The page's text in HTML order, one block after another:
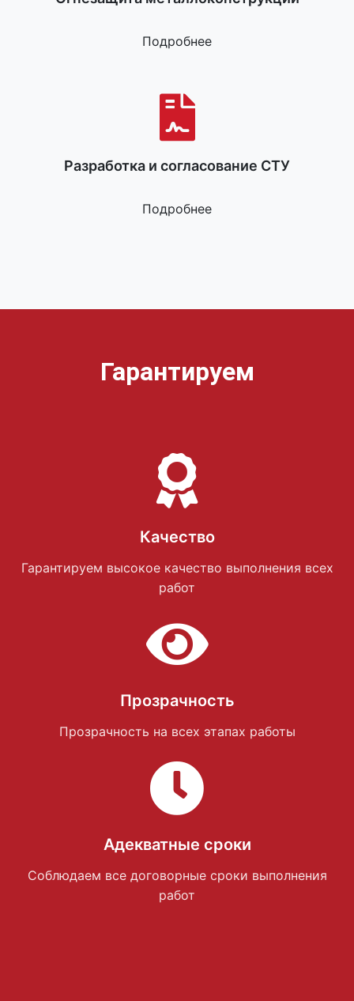
Подробнее
Разработка и согласование СТУ
Подробнее
Гарантируем
Качество
Гарантируем высокое качество выполнения всех
работ
Прозрачность
Прозрачность на всех этапах работы
Адекватные сроки
Соблюдаем все договорные сроки выполнения
работ